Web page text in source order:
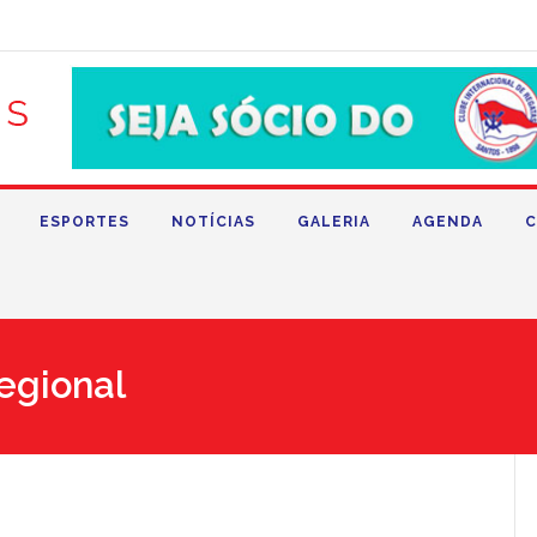
ESPORTES NOTÍCIAS GALERIA AGENDA